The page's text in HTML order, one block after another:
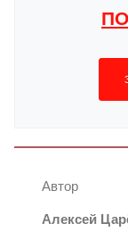
Автор
Алексей